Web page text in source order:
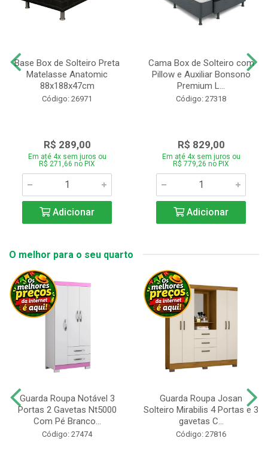
Base Box de Solteiro Preta
Matelasse Anatomic
88x188x47cm
Código: 26971
R$ 289,00
Em até 4x sem juros ou
R$ 271,66 no PIX
Adicionar
Cama Box de Solteiro com
Pillow e Auxiliar Bonsono
Premium L...
Código: 27318
R$ 829,00
Em até 4x sem juros ou
R$ 779,26 no PIX
Adicionar
O melhor para o seu quarto
Guarda Roupa Notável 3
Portas 2 Gavetas Nt5000
Com Pé Branco...
Código: 27474
Guarda Roupa Josan
Solteiro Mirabilis 4 Portas e 3
gavetas C...
Código: 27816